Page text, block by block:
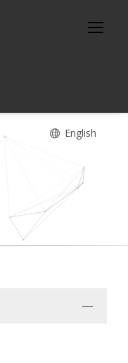
English